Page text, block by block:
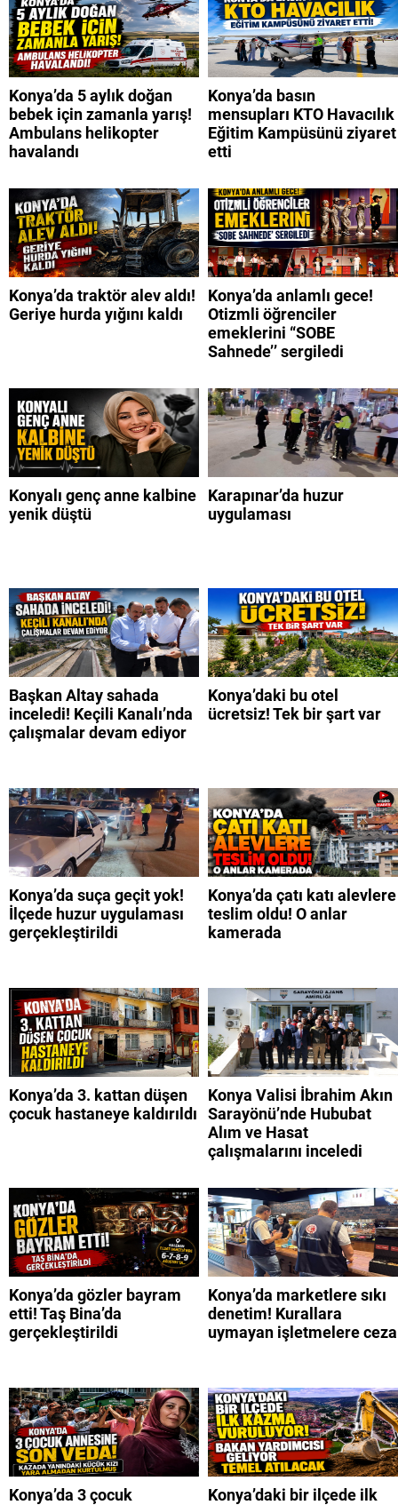
Konya’da 5 aylık doğan
bebek için zamanla yarış!
Ambulans helikopter
havalandı
Konya’da basın
mensupları KTO Havacılık
Eğitim Kampüsünü ziyaret
etti
Konya’da traktör alev aldı!
Geriye hurda yığını kaldı
Konya’da anlamlı gece!
Otizmli öğrenciler
emeklerini “SOBE
Sahnede’’ sergiledi
Konyalı genç anne kalbine
yenik düştü
Karapınar’da huzur
uygulaması
Başkan Altay sahada
inceledi! Keçili Kanalı’nda
çalışmalar devam ediyor
Konya’daki bu otel
ücretsiz! Tek bir şart var
Konya’da suça geçit yok!
İlçede huzur uygulaması
gerçekleştirildi
Konya’da çatı katı alevlere
teslim oldu! O anlar
kamerada
Konya’da 3. kattan düşen
çocuk hastaneye kaldırıldı
Konya Valisi İbrahim Akın
Sarayönü’nde Hububat
Alım ve Hasat
çalışmalarını inceledi
Konya’da gözler bayram
etti! Taş Bina’da
gerçekleştirildi
Konya’da marketlere sıkı
denetim! Kurallara
uymayan işletmelere ceza
Konya’da 3 çocuk
Konya’daki bir ilçede ilk